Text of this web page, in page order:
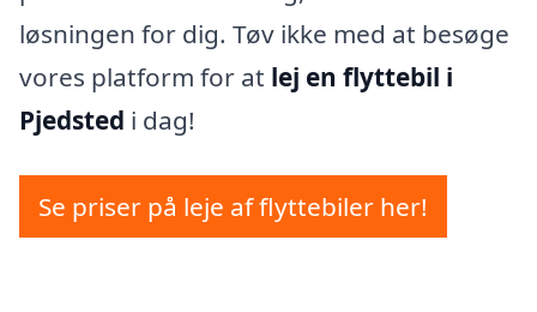
løsningen for dig. Tøv ikke med at besøge
vores platform for at lej en flyttebil i
Pjedsted i dag!
Se priser på leje af flyttebiler her!